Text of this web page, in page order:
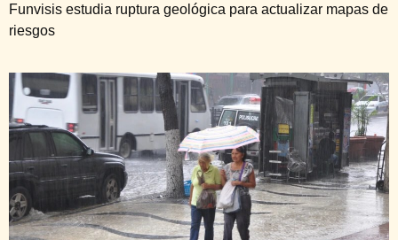
Funvisis estudia ruptura geológica para actualizar mapas de
riesgos